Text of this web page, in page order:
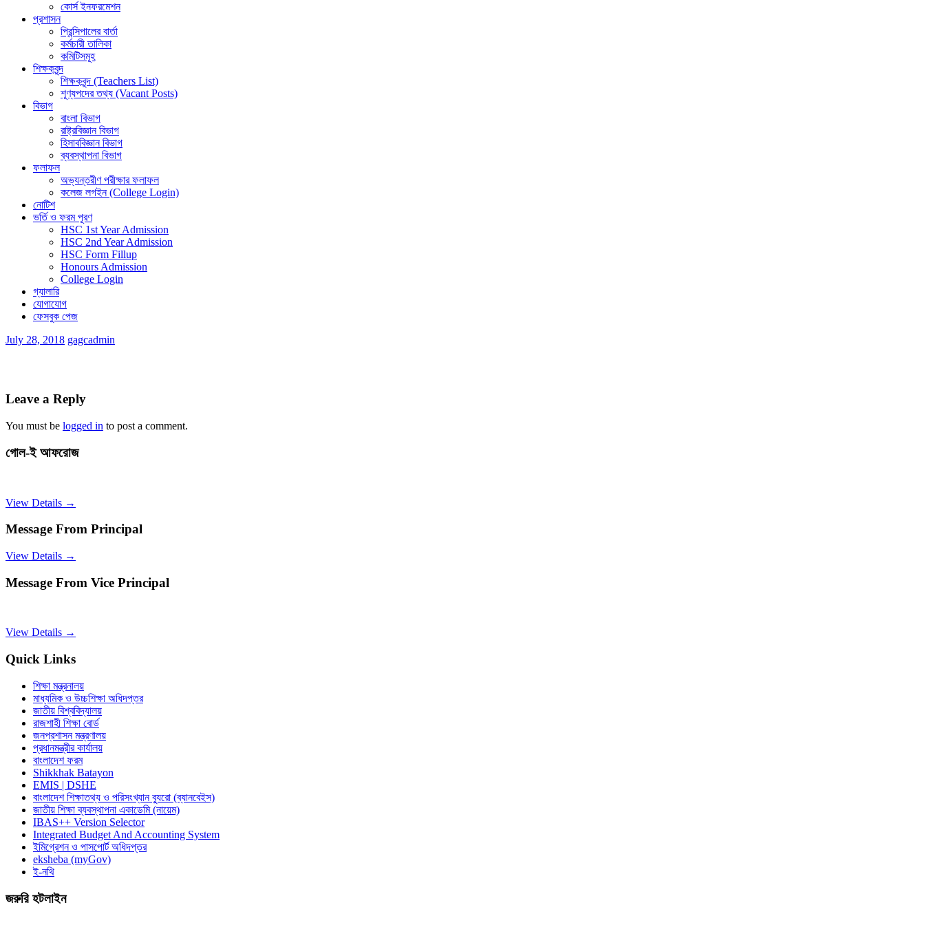
কোর্স ইনফরমেশন
প্রশাসন
প্রিন্সিপালের বার্তা
কর্মচারী তালিকা
কমিটিসমূহ
শিক্ষকবৃন্দ
শিক্ষকবৃন্দ (Teachers List)
শূণ্যপদের তথ্য (Vacant Posts)
বিভাগ
বাংলা বিভাগ
রাষ্ট্রবিজ্ঞান বিভাগ
হিসাববিজ্ঞান বিভাগ
ব্যবস্থাপনা বিভাগ
ফলাফল
অভ্যন্তরীণ পরীক্ষার ফলাফল
কলেজ লগইন (College Login)
নোটিশ
ভর্তি ও ফরম পূরণ
HSC 1st Year Admission
HSC 2nd Year Admission
HSC Form Fillup
Honours Admission
College Login
গ্যালারি
যোগাযোগ
ফেসবুক পেজ
July 28, 2018 gagcadmin
Leave a Reply
You must be logged in to post a comment.
গোল-ই আফরোজ
View Details →
Message From Principal
View Details →
Message From Vice Principal
View Details →
Quick Links
শিক্ষা মন্ত্রনালয়
মাধ্যমিক ও উচ্চশিক্ষা অধিদপ্তর
জাতীয় বিশ্ববিদ্যালয়
রাজশাহী শিক্ষা বোর্ড
জনপ্রশাসন মন্ত্রণালয়
প্রধানমন্ত্রীর কার্যালয়
বাংলাদেশ ফরম
Shikkhak Batayon
EMIS | DSHE
বাংলাদেশ শিক্ষাতথ্য ও পরিসংখ্যান ব্যুরো (ব্যানবেইস)
জাতীয় শিক্ষা ব্যবস্থাপনা একাডেমি (নায়েম)
IBAS++ Version Selector
Integrated Budget And Accounting System
ইমিগ্রেশন ও পাসপোর্ট অধিদপ্তর
eksheba (myGov)
ই-নথি
জরুরি হটলাইন